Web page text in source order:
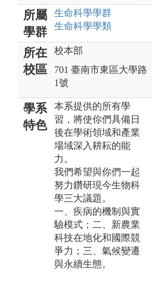
所屬
學群
生命科學學群
生命科學學類
所在
校區
校本部
701 臺南市東區大學路
1號
學系
特色
本系提供的所有學
習，將使你們具備日
後在學術領域和產業
場域深入耕耘的能
力。
我們希望與你們一起
努力鑽研現今生物科
學三大議題。
一、疾病的機制與實
驗模式；二、新農業
科技在地化和國際競
爭力；三、氣候變遷
與永續生態。